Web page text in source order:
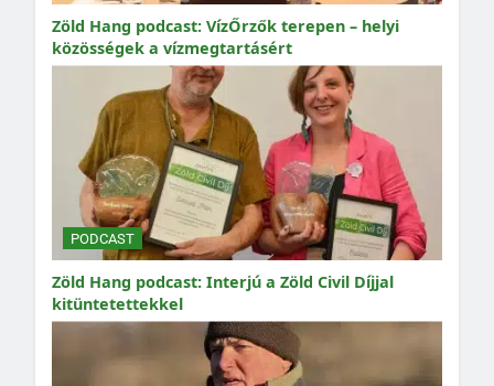
Zöld Hang podcast: VízŐrzők terepen – helyi
közösségek a vízmegtartásért
PODCAST
Zöld Hang podcast: Interjú a Zöld Civil Díjjal
kitüntetettekkel